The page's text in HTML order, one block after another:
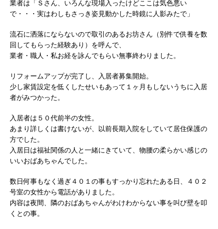
業者は「Ｓさん、いろんな現場入ったけどここは気色悪い
で・・・実はわしもさっき姿見動かした時鏡に人影みたで」
流石に洒落にならないので取引のあるお坊さん（別件で供養を数
回してもらった経験あり）を呼んで、
業者・職人・私お経を詠んでもらい無事終わりました。
リフォームアップが完了し、入居者募集開始。
少し家賃設定を低くしたせいもあって１ヶ月もしないうちに入居
者がみつかった。
入居者は５０代前半の女性。
あまり詳しくは書けないが、以前長期入院をしていて居住保護の
方でした。
入居日は福祉関係の人と一緒にきていて、物腰の柔らかい感じの
いいおばあちゃんでした。
数日何事もなく過ぎ４０１の事もすっかり忘れたある日、４０２
号室の女性から電話がありました。
内容は夜間、隣のおばあちゃんがわけわからない事を叫び壁を叩
くとの事。